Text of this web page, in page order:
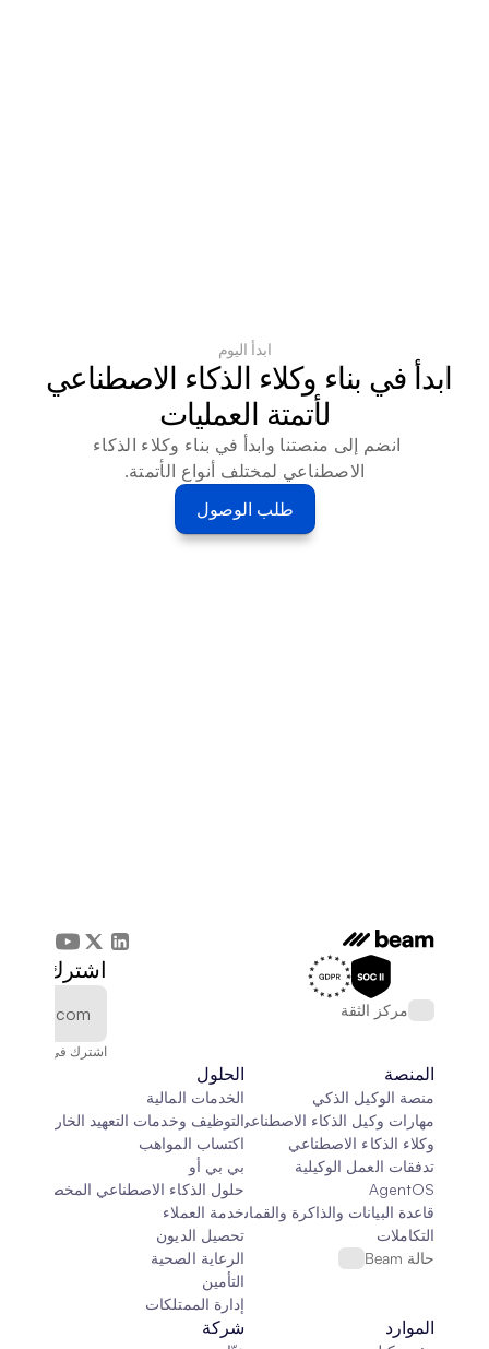
ابدأ اليوم
لأتمتة العمليات
الاصطناعي لمختلف أنواع الأتمتة.
طلب الوصول
مركز الثقة
اشترك في
اشترك في النشرة
المنصة
منصة الوكيل الذكي
مهارات وكيل الذكاء الاصطناعي
وكلاء الذكاء الاصطناعي
تدفقات العمل الوكيلية
AgentOS
قاعدة البيانات والذاكرة والقماش
التكاملات
حالة Beam
الحلول
الخدمات المالية
التوظيف وخدمات التعهيد الخارجي
اكتساب المواهب
بي بي أو
حلول الذكاء الاصطناعي المخصصة
خدمة العملاء
تحصيل الديون
الرعاية الصحية
التأمين
إدارة الممتلكات
الموارد شركة